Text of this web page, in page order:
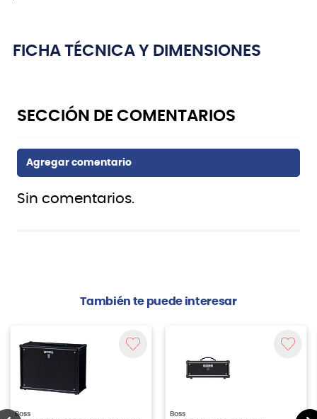
FICHA TÉCNICA Y DIMENSIONES
Sin comentarios.
También te puede interesar
Boss Boss